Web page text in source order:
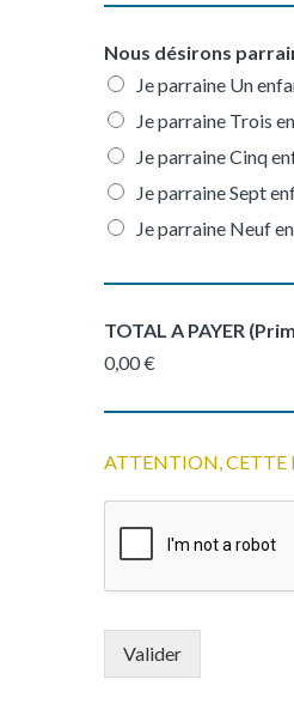
Nous désirons
Je parraine Un
Je parraine Trois
Je parraine Cinq
Je parraine Sept
Je parraine Neuf
TOTAL A PAYER
0,00 €
ATTENTION, CETTE
Valider